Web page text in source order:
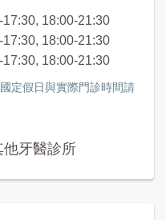
18:00-21:30
18:00-21:30
18:00-21:30
定假日與實際門診時間請
他牙醫診所